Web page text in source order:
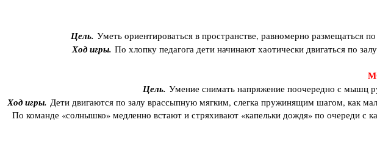
Цель. Уметь ориентироваться в пространстве, равномерно размещаться
Ход игры. По хлопку педагога дети начинают хаотически двигаться по
Цель. Умение снимать напряжение поочередно с мышц
Ход игры. Дети двигаются по залу врассыпную мягким, слегка пружинящим шагом, как
По команде «солнышко» медленно встают и стряхивают «капельки дождя» по очереди с